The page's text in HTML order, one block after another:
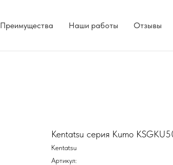
Преимущества Наши работы Отзывы
Kentatsu серия Kumo
Kentatsu
Артикул: